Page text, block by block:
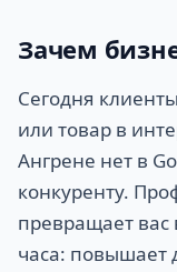
Зачем
Сегодня
или товар в
Ангрене нет в
конкуренту.
превращает
часа: повышает